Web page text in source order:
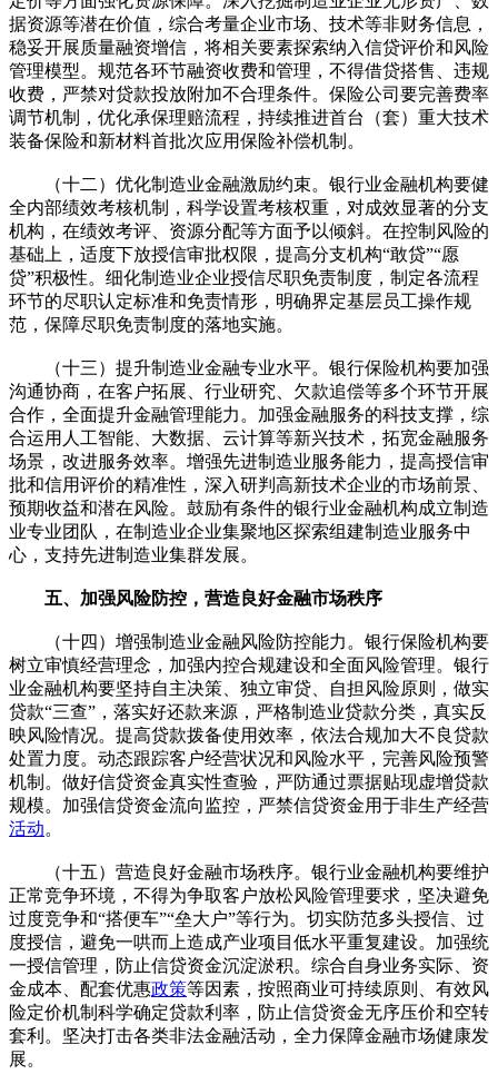
据资源等潜在价值，综合考量企业市场、技术等非财务信息，
稳妥开展质量融资增信，将相关要素探索纳入信贷评价和风险
管理模型。规范各环节融资收费和管理，不得借贷搭售、违规
收费，严禁对贷款投放附加不合理条件。保险公司要完善费率
调节机制，优化承保理赔流程，持续推进首台（套）重大技术
装备保险和新材料首批次应用保险补偿机制。
（十二）优化制造业金融激励约束。银行业金融机构要健
全内部绩效考核机制，科学设置考核权重，对成效显著的分支
机构，在绩效考评、资源分配等方面予以倾斜。在控制风险的
基础上，适度下放授信审批权限，提高分支机构“敢贷”“愿
贷”积极性。细化制造业企业授信尽职免责制度，制定各流程
环节的尽职认定标准和免责情形，明确界定基层员工操作规
范，保障尽职免责制度的落地实施。
（十三）提升制造业金融专业水平。银行保险机构要加强
沟通协商，在客户拓展、行业研究、欠款追偿等多个环节开展
合作，全面提升金融管理能力。加强金融服务的科技支撑，综
合运用人工智能、大数据、云计算等新兴技术，拓宽金融服务
场景，改进服务效率。增强先进制造业服务能力，提高授信审
批和信用评价的精准性，深入研判高新技术企业的市场前景、
预期收益和潜在风险。鼓励有条件的银行业金融机构成立制造
业专业团队，在制造业企业集聚地区探索组建制造业服务中
心，支持先进制造业集群发展。
五、加强风险防控，营造良好金融市场秩序
（十四）增强制造业金融风险防控能力。银行保险机构要
树立审慎经营理念，加强内控合规建设和全面风险管理。银行
业金融机构要坚持自主决策、独立审贷、自担风险原则，做实
贷款“三查”，落实好还款来源，严格制造业贷款分类，真实反
映风险情况。提高贷款拨备使用效率，依法合规加大不良贷款
处置力度。动态跟踪客户经营状况和风险水平，完善风险预警
机制。做好信贷资金真实性查验，严防通过票据贴现虚增贷款
规模。加强信贷资金流向监控，严禁信贷资金用于非生产经营
活动。
（十五）营造良好金融市场秩序。银行业金融机构要维护
正常竞争环境，不得为争取客户放松风险管理要求，坚决避免
过度竞争和“搭便车”“垒大户”等行为。切实防范多头授信、过
度授信，避免一哄而上造成产业项目低水平重复建设。加强统
一授信管理，防止信贷资金沉淀淤积。综合自身业务实际、资
金成本、配套优惠政策等因素，按照商业可持续原则、有效风
险定价机制科学确定贷款利率，防止信贷资金无序压价和空转
套利。坚决打击各类非法金融活动，全力保障金融市场健康发
展。